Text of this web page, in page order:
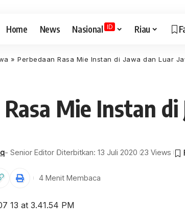
Home News Nasional ID Riau
» Perbedaan Rasa Mie Instan di Jawa dan Luar
Mie Instan di
- Senior Editor Diterbitkan: 13 Juli 2020 23 Views
4 Menit Membaca